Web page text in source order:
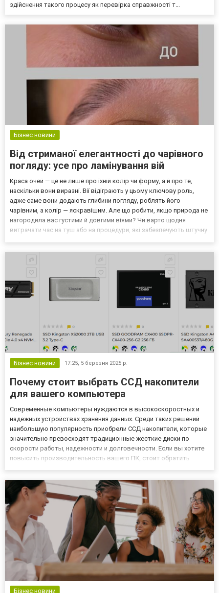
здійснення такого процесу як перевірка справжності т...
Бізнес новини
Від стриманої елегантності до чарівного
погляду: усе про ламінування вій
Краса очей — це не лише про їхній колір чи форму, а й про те,
наскільки вони виразні. Вії відіграють у цьому ключову роль,
адже саме вони додають глибини погляду, роблять його
чарівним, а колір — яскравішим. Але що робити, якщо природа не
нагородила вас густими й довгими віями? Чи варто щодня
витрачати час на туш або на процедури, які забезпечують штучну
Бізнес новини 17:25, 5 березня 2025 р.
Почему стоит выбрать ССД накопители
для вашего компьютера
Современные компьютеры нуждаются в высокоскоростных и
надежных устройствах хранения данных. Среди таких решений
наибольшую популярность приобрели ССД накопители, которые
значительно превосходят традиционные жесткие диски по
скорости работы, надежности и долговечности. Если вы хотите
повысить производительность вашего ПК, стоит обратить
является высокая ск...
Бізнес новини